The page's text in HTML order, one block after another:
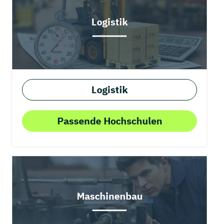
Logistik
Logistik
Passende Hochschulen
Maschinenbau